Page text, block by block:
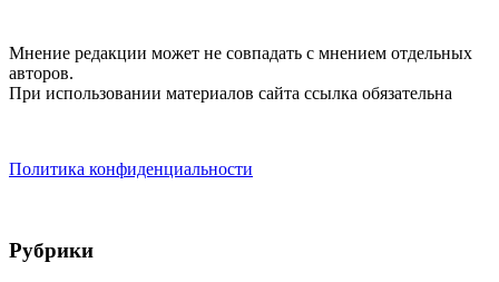
Мнение редакции может не совпадать с мнением отдельных
авторов.
При использовании материалов сайта ссылка обязательна
Политика конфиденциальности
Рубрики